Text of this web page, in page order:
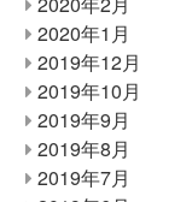
2020年1月
2019年12月
2019年10月
2019年9月
2019年8月
2019年7月